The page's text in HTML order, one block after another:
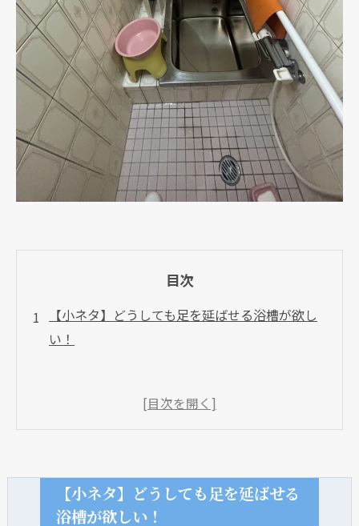
目次
【小ネタ】どうしても足を延ばせる浴槽が欲し
い！
【小ネタ】どうしても足を延ばせる
浴槽が欲しい！